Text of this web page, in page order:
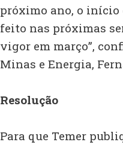
próximo ano, o início
feito nas próximas
vigor em março”,
Minas e Energia,
Resolução
Para que Temer